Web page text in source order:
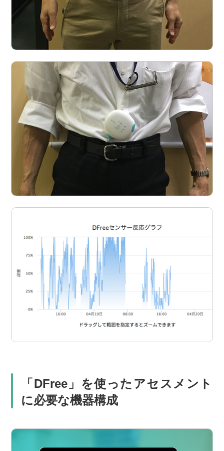
「DFree」を使ったアセスメント
に必要な機器構成